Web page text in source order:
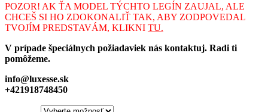
POZOR! AK ŤA MODEL TÝCHTO LEGÍN ZAUJAL, ALE
CHCEŠ SI HO ZDOKONALIŤ TAK, ABY ZODPOVEDAL
TVOJÍM PREDSTAVÁM, KLIKNI TU.
V prípade špeciálnych požiadaviek nás kontaktuj. Radi ti
pomôžeme.
info@luxesse.sk
+421918748450